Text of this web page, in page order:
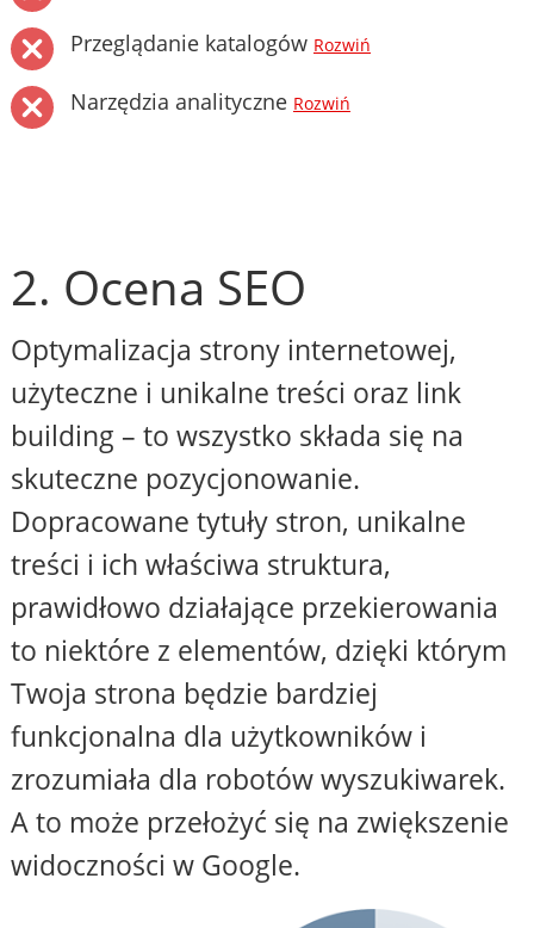
Przeglądanie katalogów Rozwiń
Narzędzia analityczne Rozwiń
2. Ocena SEO
Optymalizacja strony internetowej,
użyteczne i unikalne treści oraz link
building – to wszystko składa się na
skuteczne pozycjonowanie.
Dopracowane tytuły stron, unikalne
treści i ich właściwa struktura,
prawidłowo działające przekierowania
to niektóre z elementów, dzięki którym
Twoja strona będzie bardziej
funkcjonalna dla użytkowników i
zrozumiała dla robotów wyszukiwarek.
A to może przełożyć się na zwiększenie
widoczności w Google.